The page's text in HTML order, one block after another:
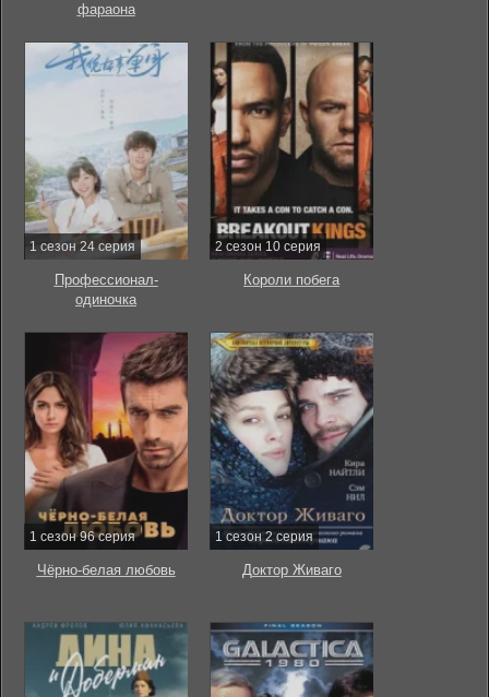
фараона
1 сезон 24 серия
Профессионал-
одиночка
2 сезон 10 серия
Короли побега
1 сезон 96 серия
Чёрно-белая любовь
1 сезон 2 серия
Доктор Живаго